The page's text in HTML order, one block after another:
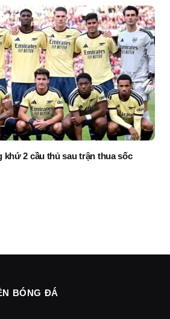
khứ 2 cầu thủ sau trận thua sốc
BÓNG ĐÁ